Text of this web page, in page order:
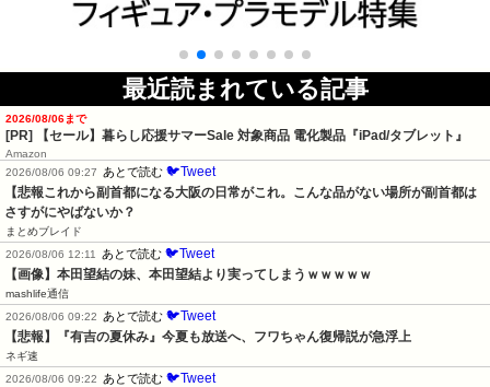
最近読まれている記事
2026/08/06まで
[PR] 【セール】暮らし応援サマーSale 対象商品 電化製品『iPad/タブレット』
Amazon
2026/08/06 09:27
あとで読む 🐦Tweet
【悲報これから副首都になる大阪の日常がこれ。こんな品がない場所が副首都は
さすがにやばないか？
まとめブレイド
2026/08/06 12:11
あとで読む 🐦Tweet
【画像】本田望結の妹、本田望結より実ってしまうｗｗｗｗｗ
mashlife通信
2026/08/06 09:22
あとで読む 🐦Tweet
【悲報】『有吉の夏休み』今夏も放送へ、フワちゃん復帰説が急浮上
ネギ速
2026/08/06 09:22
あとで読む 🐦Tweet